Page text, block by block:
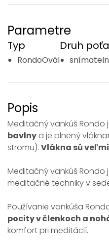
Parametre
Typ
RondoOvál
Druh
Popis
Meditačný vankúš Rondo
bavlny a je plnený
stromu). Vlákna sú
Meditačný vankúš Rondo
meditačné techniky v
Používanie vankúša
pocity v členkoch a
komfort pri meditácií.